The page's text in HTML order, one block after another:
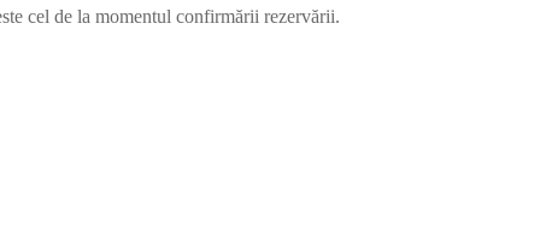
cel de la momentul confirmării rezervării.